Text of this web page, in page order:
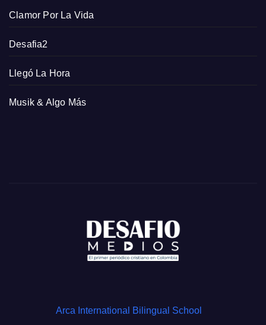
Clamor Por La Vida
Desafia2
Llegó La Hora
Musik & Algo Más
Arca International Bilingual School